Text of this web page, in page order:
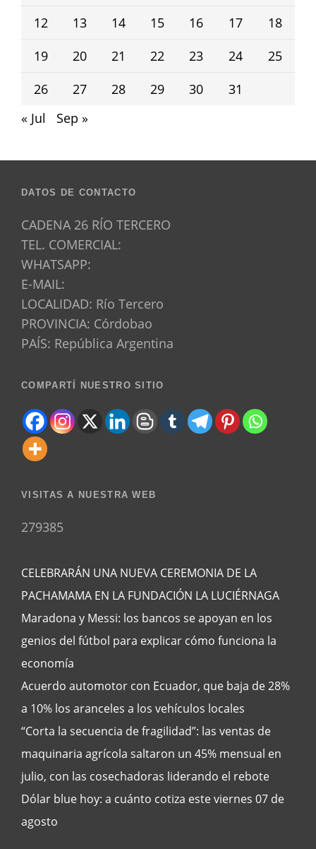
12
13 14 15 16 17
18
19
20 21 22 23 24
25
26
27 28 29 30
31
« Jul
Sep »
DATOS DE CONTACTO
CADENA 26 RÍO TERCERO
TEL. COMERCIAL:
WHATSAPP:
E-MAIL:
LOCALIDAD: Río Tercero
PROVINCIA: Córdobao
PAÍS: República Argentina
COMPARTÍ NUESTRO SITIO
VISITAS A NUESTRA WEB
279385
CELEBRARÁN UNA NUEVA CEREMONIA DE LA
PACHAMAMA EN LA FUNDACIÓN LA LUCIÉRNAGA
Maradona y Messi: los bancos se apoyan en los
genios del fútbol para explicar cómo funciona la
economía
Acuerdo automotor con Ecuador, que baja de 28%
a 10% los aranceles a los vehículos locales
“Corta la secuencia de fragilidad”: las ventas de
maquinaria agrícola saltaron un 45% mensual en
julio, con las cosechadoras liderando el rebote
Dólar blue hoy: a cuánto cotiza este viernes 07 de
agosto